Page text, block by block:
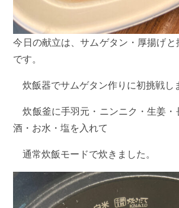
今日の献立は、サムゲタン・厚揚げ
です。
炊飯器でサムゲタン作りに初挑戦し
炊飯釜に手羽元・ニンニク・生姜・
酒・お水・塩を入れて
通常炊飯モードで炊きました。